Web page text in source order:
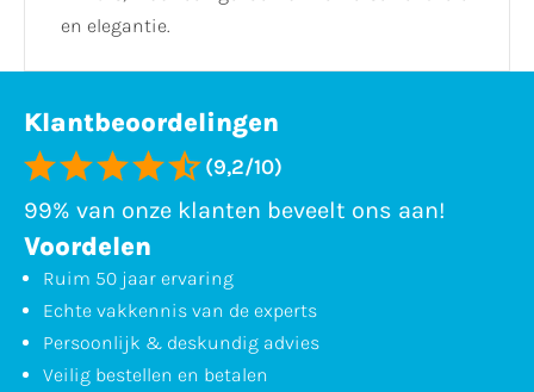
en elegantie.
Klantbeoordelingen
(9,2/10)
99% van onze klanten beveelt ons aan!
Voordelen
Ruim 50 jaar ervaring
Echte vakkennis van de experts
Persoonlijk & deskundig advies
Veilig bestellen en betalen